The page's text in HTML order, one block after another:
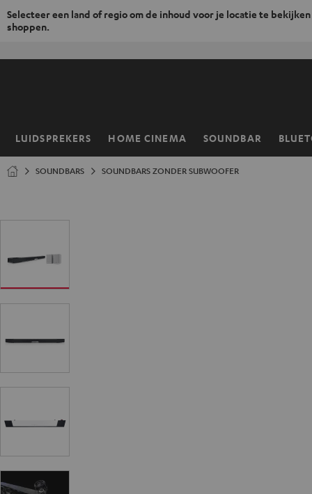
Selecteer een land of regio om de inhoud voor je locatie te
shoppen.
LUIDSPREKERS HOME CINEMA SOUNDBAR
Home
SOUNDBARS SOUNDBARS ZONDER SUBWOOFER